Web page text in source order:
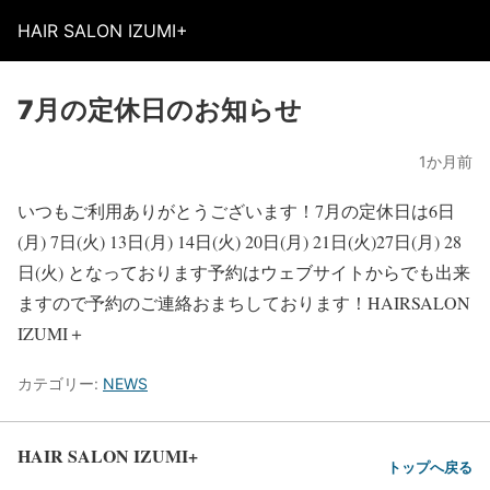
HAIR SALON IZUMI+
7月の定休日のお知らせ
1か月前
いつもご利用ありがとうございます！7月の定休日は6日
(月) 7日(火) 13日(月) 14日(火) 20日(月) 21日(火)27日(月) 28
日(火) となっております予約はウェブサイトからでも出来
ますので予約のご連絡おまちしております！HAIRSALON
IZUMI＋
カテゴリー: NEWS
HAIR SALON IZUMI+ トップへ戻る